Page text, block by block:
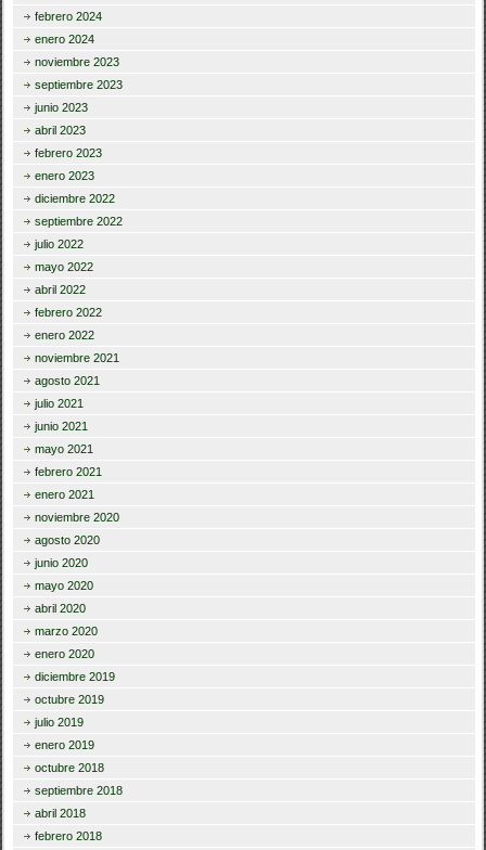
febrero 2024
enero 2024
noviembre 2023
septiembre 2023
junio 2023
abril 2023
febrero 2023
enero 2023
diciembre 2022
septiembre 2022
julio 2022
mayo 2022
abril 2022
febrero 2022
enero 2022
noviembre 2021
agosto 2021
julio 2021
junio 2021
mayo 2021
febrero 2021
enero 2021
noviembre 2020
agosto 2020
junio 2020
mayo 2020
abril 2020
marzo 2020
enero 2020
diciembre 2019
octubre 2019
julio 2019
enero 2019
octubre 2018
septiembre 2018
abril 2018
febrero 2018